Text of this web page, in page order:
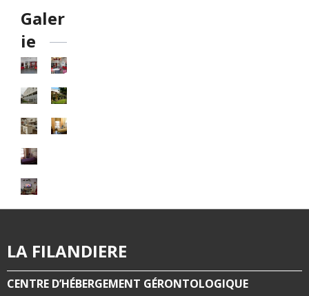
Galer
ie
LA FILANDIERE
CENTRE D’HÉBERGEMENT GÉRONTOLOGIQUE